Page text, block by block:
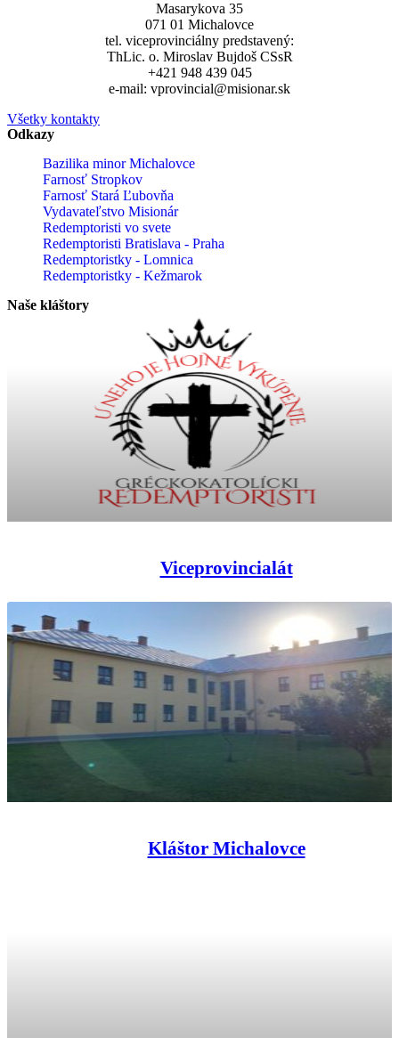
Masarykova 35
071 01 Michalovce
tel. viceprovinciálny predstavený:
ThLic. o. Miroslav Bujdoš CSsR
+421 948 439 045
e-mail: vprovincial@misionar.sk
Všetky kontakty
Odkazy
Bazilika minor Michalovce
Farnosť Stropkov
Farnosť Stará Ľubovňa
Vydavateľstvo Misionár
Redemptoristi vo svete
Redemptoristi Bratislava - Praha
Redemptoristky - Lomnica
Redemptoristky - Kežmarok
Naše kláštory
Viceprovincialát
Kláštor Michalovce